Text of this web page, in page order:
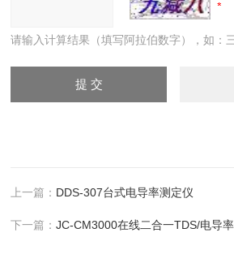
请输入计算结果（填写阿拉伯数字），如：
上一篇： DDS-307台式电导率测定仪
下一篇：JC-CM3000在线二合一TDS/电导